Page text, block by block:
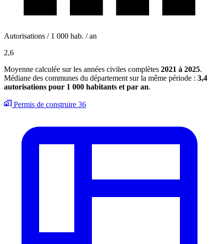
Autorisations / 1 000 hab. / an
2,6
Moyenne calculée sur les années civiles complètes 2021 à 2025.
Médiane des communes du département sur la même période : 3,4
autorisations pour 1 000 habitants et par an.
Permis de construire 36